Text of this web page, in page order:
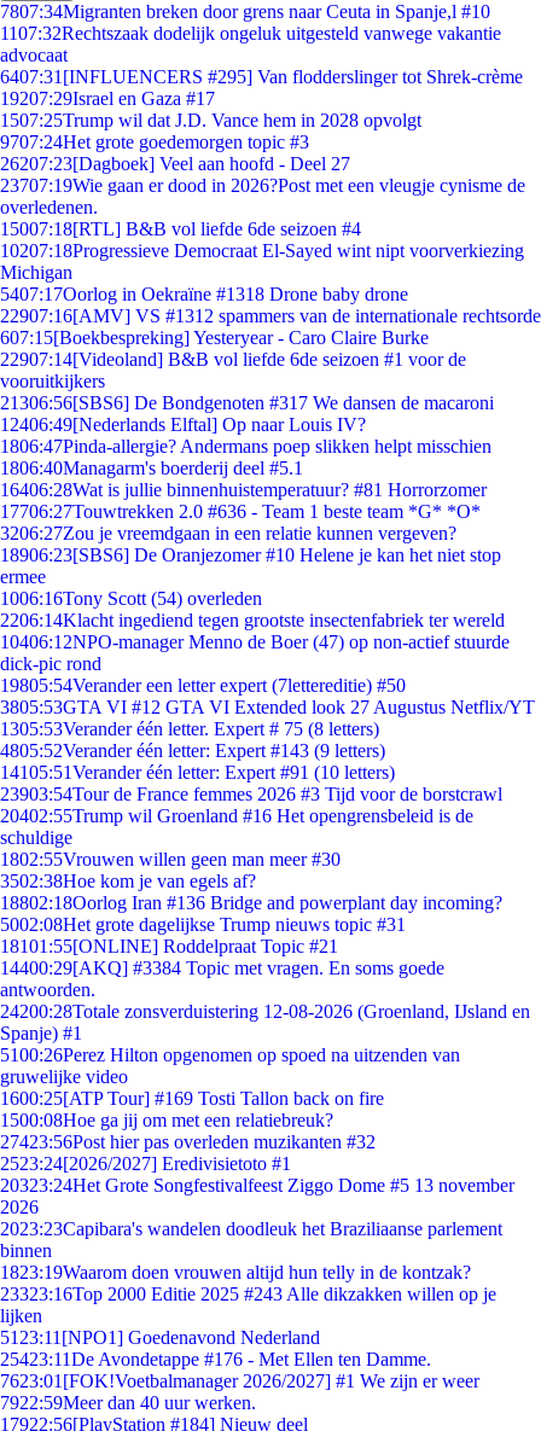
7807:34Migranten breken door grens naar Ceuta in Spanje,l #10
1107:32Rechtszaak dodelijk ongeluk uitgesteld vanwege vakantie
advocaat
6407:31 [INFLUENCERS #295] Van flodderslinger tot Shrek-crème
19207:29Israel en Gaza #17
1507:25Trump wil dat J.D. Vance hem in 2028 opvolgt
9707:24Het grote goedemorgen topic #3
26207:23[Dagboek] Veel aan hoofd - Deel 27
23707:19Wie gaan er dood in 2026?Post met een vleugje cynisme de
overledenen.
15007:18[RTL] B&B vol liefde 6de seizoen #4
10207:18Progressieve Democraat El-Sayed wint nipt voorverkiezing
Michigan
5407:17Oorlog in Oekraïne #1318 Drone baby drone
22907:16[AMV] VS #1312 spammers van de internationale rechtsorde
607:15[Boekbespreking] Yesteryear - Caro Claire Burke
22907:14[Videoland] B&B vol liefde 6de seizoen #1 voor de
vooruitkijkers
21306:56[SBS6] De Bondgenoten #317 We dansen de macaroni
12406:49[Nederlands Elftal] Op naar Louis IV?
1806:47Pinda-allergie? Andermans poep slikken helpt misschien
1806:40Managarm's boerderij deel #5.1
16406:28Wat is jullie binnenhuistemperatuur? #81 Horrorzomer
17706:27Touwtrekken 2.0 #636 - Team 1 beste team *G* *O*
3206:27Zou je vreemdgaan in een relatie kunnen vergeven?
18906:23[SBS6] De Oranjezomer #10 Helene je kan het niet stop
ermee
1006:16Tony Scott (54) overleden
2206:14Klacht ingediend tegen grootste insectenfabriek ter wereld
10406:12NPO-manager Menno de Boer (47) op non-actief stuurde
dick-pic rond
19805:54Verander een letter expert (7lettereditie) #50
3805:53GTA VI #12 GTA VI Extended look 27 Augustus Netflix/YT
1305:53Verander één letter. Expert # 75 (8 letters)
4805:52Verander één letter: Expert #143 (9 letters)
14105:51Verander één letter: Expert #91 (10 letters)
23903:54Tour de France femmes 2026 #3 Tijd voor de borstcrawl
20402:55Trump wil Groenland #16 Het opengrensbeleid is de
schuldige
1802:55Vrouwen willen geen man meer #30
3502:38Hoe kom je van egels af?
18802:18Oorlog Iran #136 Bridge and powerplant day incoming?
5002:08Het grote dagelijkse Trump nieuws topic #31
18101:55[ONLINE] Roddelpraat Topic #21
14400:29[AKQ] #3384 Topic met vragen. En soms goede
antwoorden.
24200:28Totale zonsverduistering 12-08-2026 (Groenland, IJsland en
Spanje) #1
5100:26Perez Hilton opgenomen op spoed na uitzenden van
gruwelijke video
1600:25[ATP Tour] #169 Tosti Tallon back on fire
1500:08Hoe ga jij om met een relatiebreuk?
27423:56Post hier pas overleden muzikanten #32
2523:24[2026/2027] Eredivisietoto #1
20323:24Het Grote Songfestivalfeest Ziggo Dome #5 13 november
2026
2023:23Capibara's wandelen doodleuk het Braziliaanse parlement
binnen
1823:19Waarom doen vrouwen altijd hun telly in de kontzak?
23323:16Top 2000 Editie 2025 #243 Alle dikzakken willen op je
lijken
51 23:11 [NPO1] Goedenavond Nederland
25423:11De Avondetappe #176 - Met Ellen ten Damme.
7623:01 [FOK!Voetbalmanager 2026/2027] #1 We zijn er weer
7922:59Meer dan 40 uur werken.
17922:56[PlayStation #184] Nieuw deel